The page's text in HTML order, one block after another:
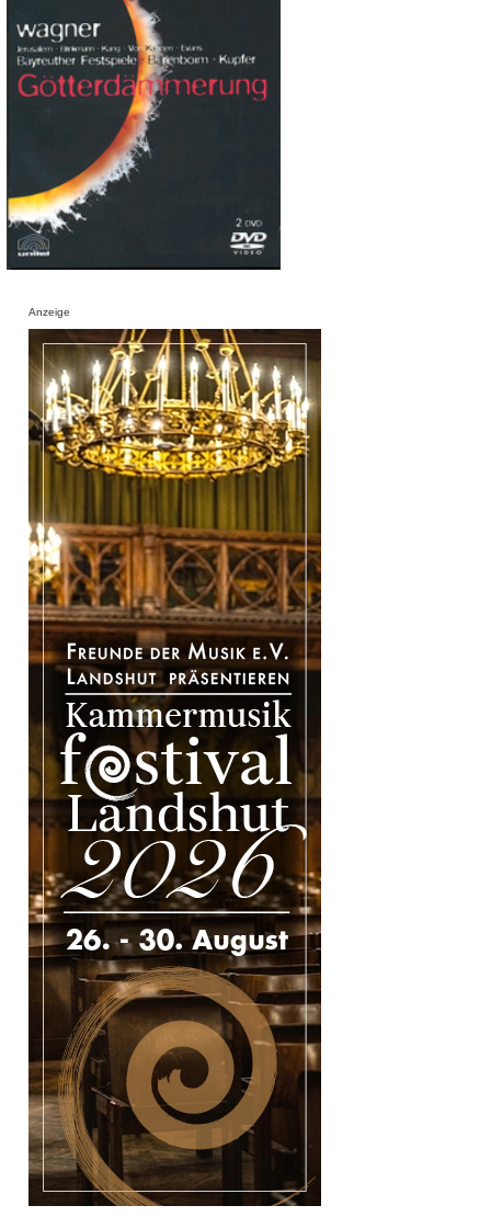
Anzeige